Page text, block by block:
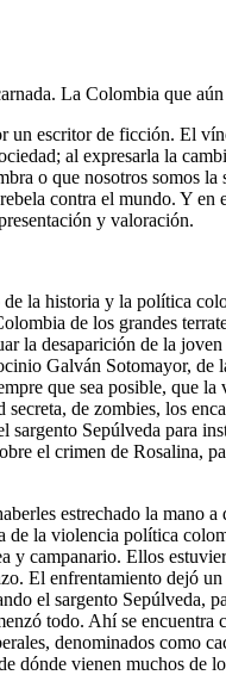
La Colombia que aún
un escritor de ficción. El
al expresarla la
o que nosotros somos
contra el mundo. Y en
y valoración.
la historia y la política
de los grandes
la desaparición de la
Galván Sotomayor, de
que sea posible, que
de zombies, los
Sepúlveda para
el crimen de Rosalina,
estrechado la mano a
de la violencia política
y campanario. Ellos
El enfrentamiento dejó
el sargento Sepúlveda,
todo. Ahí se
denominados como
dónde vienen muchos de